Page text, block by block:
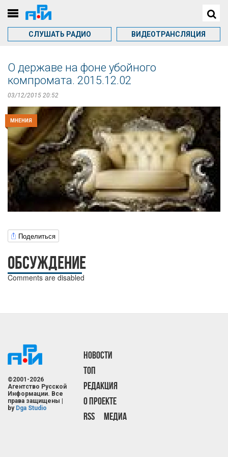
СЛУШАТЬ РАДИО ВИДЕОТРАНСЛЯЦИЯ
О державе на фоне убойного
компромата. 2015.12.02
03/12/2015 20:52
МНЕНИЯ
Поделиться
ОБСУЖДЕНИЕ
Comments are disabled
©2001-2026
Агентство Русской
Информации. Все
права защищены |
by Dga Studio
НОВОСТИ
ТОП
РЕДАКЦИЯ
О ПРОЕКТЕ
RSS
МЕДИА